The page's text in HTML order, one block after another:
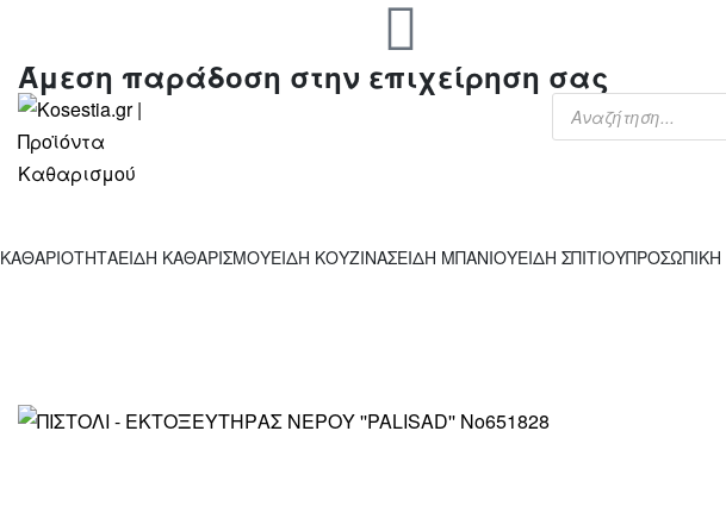
Άμεση παράδοση στην επιχείρηση σας
ΚΑΘΑΡΙΟΤΗΤΑΕΙΔΗ ΚΑΘΑΡΙΣΜΟΥΕΙΔΗ ΚΟΥΖΙΝΑΣΕΙΔΗ ΜΠΑΝΙΟΥΕΙΔΗ ΣΠΙΤΙΟΥ